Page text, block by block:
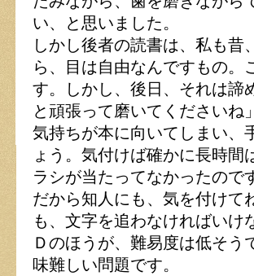
い、と思いました。
しかし後者の読書は、私も
ら、目は自由なんですもの
す。しかし、後日、それは諦
と頑張って磨いてください
気持ちが本に向いてしまい、
ょう。気付けば確かに長時
ラシが当たってなかったので
だから知人にも、気を付けて
も、文字を追わなければい
Ｄのほうが、難易度は低そ
味難しい問題です。